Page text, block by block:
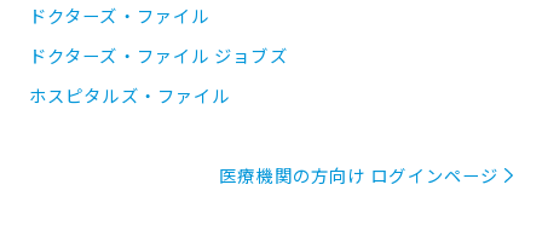
ドクターズ・ファイル
ドクターズ・ファイル ジョブズ
ホスピタルズ・ファイル
医療機関の方向け ログインページ